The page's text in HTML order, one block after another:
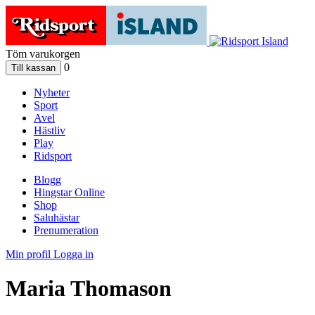
Töm varukorgen
0
Nyheter
Sport
Avel
Hästliv
Play
Ridsport
Blogg
Hingstar Online
Shop
Saluhästar
Prenumeration
Min profil Logga in
Maria Thomason